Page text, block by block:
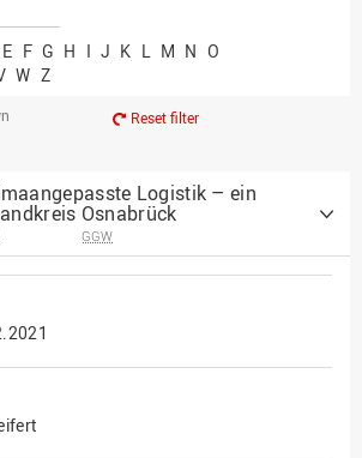
E F G H I J K L M N O
W Z
Reset filter
Logistik – ein
Osnabrück
GGW